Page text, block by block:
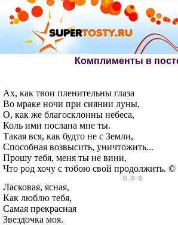
Комплименты в
Ах, как твои пленительны глаза
Во мраке ночи при сиянии луны,
О, как же благосклонны небеса,
Коль ими послана мне ты.
Такая вся, как будто не с Земли,
Способная возвысить, уничтожить...
Прошу тебя, меня ты не вини,
Что род хочу с тобою свой продолжить. ©
Ласковая, ясная,
Как люблю тебя,
Самая прекрасная
Звездочка моя.